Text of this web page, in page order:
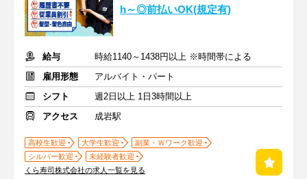
h～◎前払いOK(規定有)
給与
時給1140～1438円以上 ※時間帯による
雇用形態
アルバイト・パート
シフト
週2日以上 1日3時間以上
アクセス
成岩駅
高校生歓迎 大学生歓迎
副業・Ｗワーク歓迎
シルバー歓迎
未経験者歓迎
くら寿司株式会社の求人一覧を見る